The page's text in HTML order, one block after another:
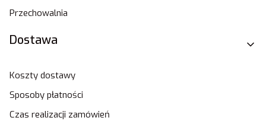
Przechowalnia
Dostawa
Koszty dostawy
Sposoby płatności
Czas realizacji zamówień